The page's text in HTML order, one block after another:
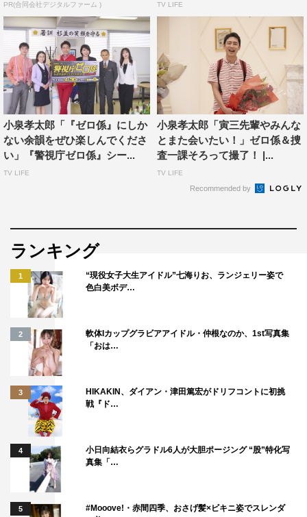
からこそ、冬彦のお気楽な芝居を僕は演じることができて
いる。松下由樹さんがいなければ絶対にここまで来られな
かったと思うし、僕も初めて見る景色がいっぱいあったの
で、何よりも一番は、いつも隣にいて僕を大きな、大きな
愛で包んでくれている寅三先輩に感謝です。
そして、どうにかゴールまで来られたことうれしいです
し、欲をかいちゃいますけど、来年、寅年なので！ また
来年、ぜひ皆さんとお会いしたいと思います！ ありがと
金曜8時のドラマ『警視庁ゼロ係～生活安全課なんでも相
談室～SEASON5』
テレビ東京系 毎週（金）後8・00
出演：小泉孝太郎、松下由樹、安達祐実、戸塚純貴、石田
明（NON STYLE）、本宮泰風 ／石丸謙二郎、加藤茶、中
山美穂、片岡鶴太郎
PR(合同会社デジタルファーム ) TV LIFE
小泉孝太郎「『ゼロ係』にしか
ない余韻をぜひ楽しんでくださ
い」『警視庁ゼロ係』シー...
TV LIFE
小泉孝太郎「寅三先輩やみんな
とまた会いたい！」ゼロ係＆捜
査一課そろって撮了！ |...
TV LIFE
Recommended by
ランキング
1
“現役女子大生アイドル”七海りお、ランジェリー姿で
色白美ボデ…
2
軟体Iカップグラビアアイドル・仲根なのか、1st写真集
「おは…
3
HIKAKIN、ダイアン・津田篤宏がドリフコントに初挑
戦『ド…
4
小日向結衣らグラドル6人が大胆ポージング “股”特化写
真集「…
5
#Mooove!・赤間四季、おさげ髪×ビキニ姿でスレンダ